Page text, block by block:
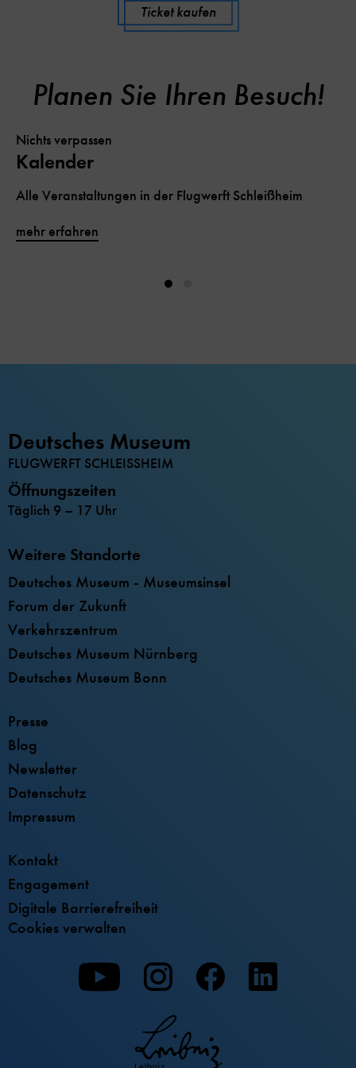
Ticket kaufen
Planen Sie Ihren Besuch!
Nichts verpassen
Kalender
Alle Veranstaltungen in der Flugwerft Schleißheim
mehr erfahren
Deutsches Museum
FLUGWERFT SCHLEISSHEIM
Öffnungszeiten
Täglich 9 – 17 Uhr
Weitere Standorte
Deutsches Museum - Museumsinsel
Forum der Zukunft
Verkehrszentrum
Deutsches Museum Nürnberg
Deutsches Museum Bonn
Presse
Blog
Newsletter
Datenschutz
Impressum
Kontakt
Engagement
Digitale Barrierefreiheit
Cookies verwalten
Zu
unserer
Youtube-
Seite
Zu
unserer
Instagram-
Seite
Zu
unserer